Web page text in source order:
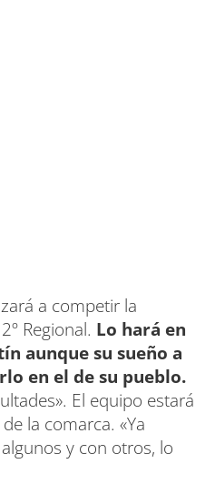
a competir la
Regional. Lo hará en
aunque su sueño a
en el de su pueblo.
El equipo estará
la comarca. «Ya
y con otros, lo